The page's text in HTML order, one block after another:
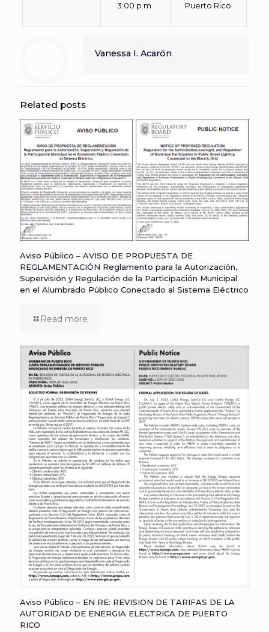
3:00 p.m.
Puerto Rico
Vanessa I. Acarón
Related posts
Aviso Público – AVISO DE PROPUESTA DE
REGLAMENTACIÓN Reglamento para la Autorización,
Supervisión y Regulación de la Participación Municipal
en el Alumbrado Público Conectado al Sistema Eléctrico
Read more
Aviso Público – EN RE: REVISION DE TARIFAS DE LA
AUTORIDAD DE ENERGIA ELECTRICA DE PUERTO
RICO